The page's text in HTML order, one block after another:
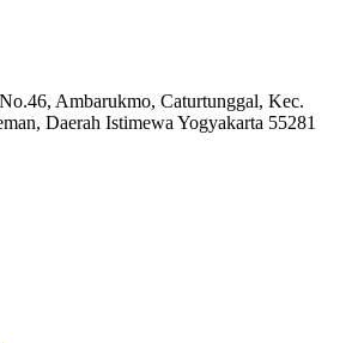
Ambarukmo, Caturtunggal, Kec.
Daerah Istimewa Yogyakarta 55281